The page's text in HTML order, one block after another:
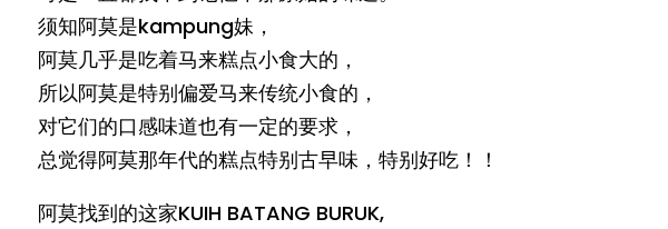
须知阿莫是kampung妹，
阿莫几乎是吃着马来糕点小食大的，
所以阿莫是特别偏爱马来传统小食的，
对它们的口感味道也有一定的要求，
总觉得阿莫那年代的糕点特别古早味，特别好吃！！
阿莫找到的这家KUIH BATANG BURUK,